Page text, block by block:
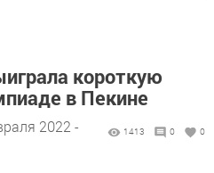
короткую
в Пекине
2022 -
1413 0 0